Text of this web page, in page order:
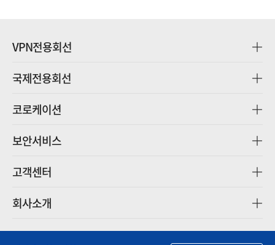
VPN전용회선
국제전용회선
코로케이션
보안서비스
고객센터
회사소개